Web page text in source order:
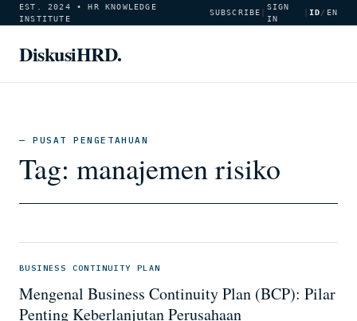
EST. 2024 • HR KNOWLEDGE
INSTITUTE
SUBSCRIBE
SIGN
IN
ID/ EN
DiskusiHRD.
— PUSAT PENGETAHUAN
Tag: manajemen risiko
BUSINESS CONTINUITY PLAN
Mengenal Business Continuity Plan (BCP): Pilar
Penting Keberlanjutan Perusahaan